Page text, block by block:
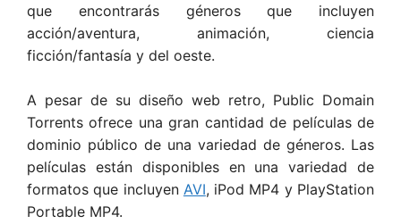
que encontrarás géneros que incluyen
acción/aventura, animación, ciencia
ficción/fantasía y del oeste.
A pesar de su diseño web retro, Public Domain
Torrents ofrece una gran cantidad de películas de
dominio público de una variedad de géneros. Las
películas están disponibles en una variedad de
formatos que incluyen AVI, iPod MP4 y PlayStation
Portable MP4.